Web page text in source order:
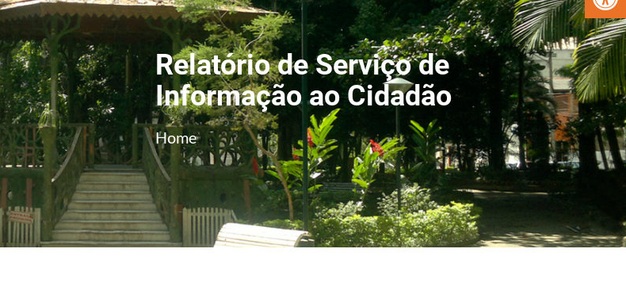
Relatório de Serviço de
Informação ao Cidadão
Home